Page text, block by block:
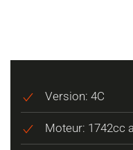
Version: 4C
Moteur: 1742cc